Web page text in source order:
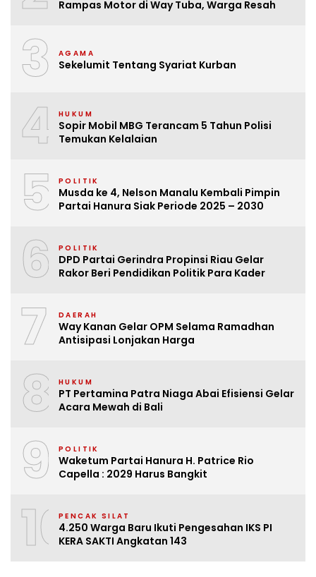
Rampas Motor di Way Tuba, Warga Resah
3 AGAMA
Sekelumit Tentang Syariat Kurban
4 HUKUM
Sopir Mobil MBG Terancam 5 Tahun Polisi
Temukan Kelalaian
5 POLITIK
Musda ke 4, Nelson Manalu Kembali Pimpin
Partai Hanura Siak Periode 2025 – 2030
6 POLITIK
DPD Partai Gerindra Propinsi Riau Gelar
Rakor Beri Pendidikan Politik Para Kader
7 DAERAH
Way Kanan Gelar OPM Selama Ramadhan
Antisipasi Lonjakan Harga
8 HUKUM
PT Pertamina Patra Niaga Abai Efisiensi Gelar
Acara Mewah di Bali
9 POLITIK
Waketum Partai Hanura H. Patrice Rio
Capella : 2029 Harus Bangkit
10PENCAK SILAT
4.250 Warga Baru Ikuti Pengesahan IKS PI
KERA SAKTI Angkatan 143